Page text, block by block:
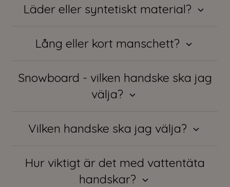
Läder eller syntetiskt material?
Lång eller kort manschett?
Snowboard - vilken handske ska jag
välja?
Vilken handske ska jag välja?
Hur viktigt är det med vattentäta
handskar?